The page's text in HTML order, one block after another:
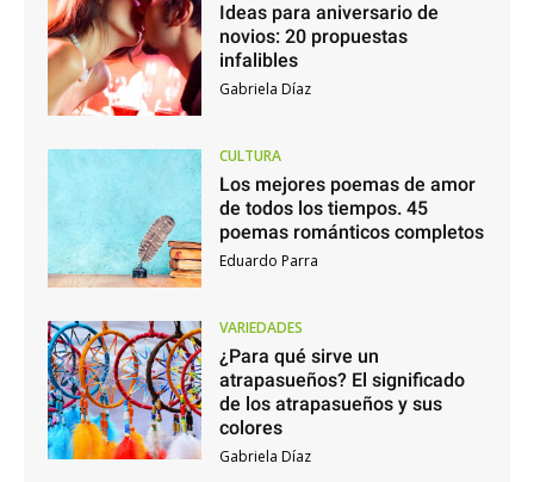
Ideas para aniversario de
novios: 20 propuestas
infalibles
Gabriela Díaz
CULTURA
Los mejores poemas de amor
de todos los tiempos. 45
poemas románticos completos
Eduardo Parra
VARIEDADES
¿Para qué sirve un
atrapasueños? El significado
de los atrapasueños y sus
colores
Gabriela Díaz